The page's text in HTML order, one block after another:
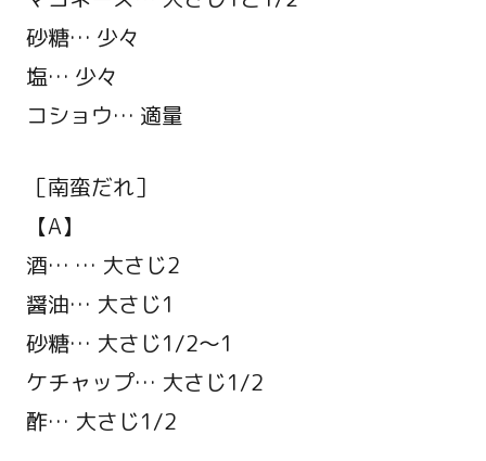
砂糖… 少々
塩… 少々
コショウ… 適量
［南蛮だれ］
【A】
酒… … 大さじ2
醤油… 大さじ1
砂糖… 大さじ1/2～1
ケチャップ… 大さじ1/2
酢… 大さじ1/2